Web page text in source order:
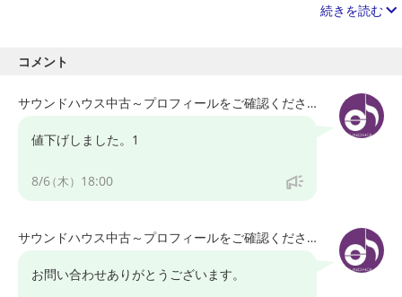
ご質問ありましたらお問い合わせください。
※プロフィールもご一読ください。ご購入の際は、プロフィール
記載内容にご了承いただいた事とさせていただきます。
最終更新 : 2026/08/06
続きを読む
コメント
サウンドハウス中古～プロフィールをご確認ください～
値下げしました。1
8/6（木） 18:00
サウンドハウス中古～プロフィールをご確認ください～
お問い合わせありがとうございます。